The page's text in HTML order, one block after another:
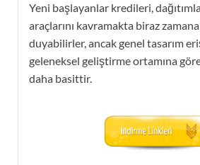
Yeni başlayanlar kredileri,
araçlarını kavramakta biraz
duyabilirler, ancak genel tasarım
geleneksel geliştirme ortamına
daha basittir.